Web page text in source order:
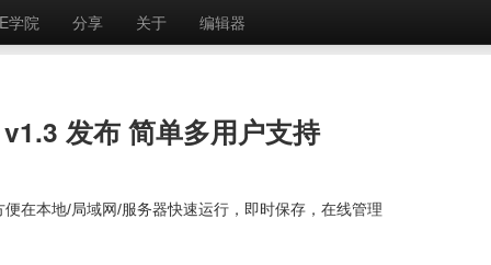
学院 分享 关于 编辑器
发布 简单多用户支持
在本地/局域网/服务器快速运行，即时保存，在线管理